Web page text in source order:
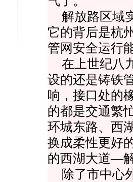
解放路区域
它的背后是杭
管网安全运行
在上世纪八
设的还是铸铁
响，接口处的
的都是交通繁
环城东路、西
换成柔性更好
的西湖大道—
除了市中心